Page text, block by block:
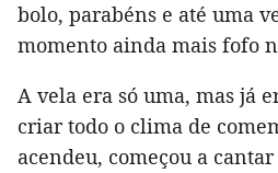
bolo, parabéns e até uma
momento ainda mais fofo
A vela era só uma, mas já
criar todo o clima de
acendeu, começou a cantar